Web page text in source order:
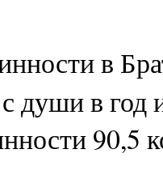
в
души в
90,5